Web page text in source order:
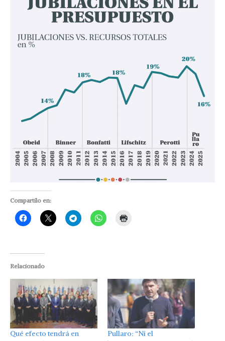
Compartilo en:
Relacionado
Qué efecto tendrá en
Pullaro: “Ni el